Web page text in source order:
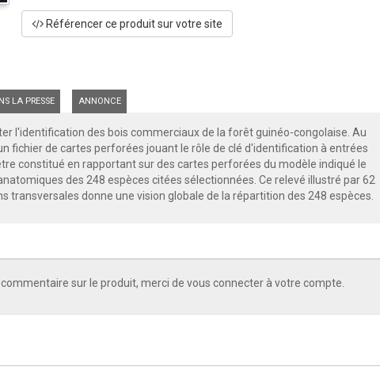
Référencer ce produit sur votre site
LA PRESSE ANNONCE
l'identification des bois commerciaux de la forêt guinéo-congolaise. Au
fichier de cartes perforées jouant le rôle de clé d'identification à entrées
constitué en rapportant sur des cartes perforées du modèle indiqué le
des 248 espèces citées sélectionnées. Ce relevé illustré par 62
transversales donne une vision globale de la répartition des 248 espèces.
sur le produit, merci de vous connecter à votre compte.